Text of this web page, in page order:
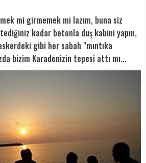
mi girmemek mi lazım, buna siz
kadar betonla duş kabini yapın,
gibi her sabah "mıntıka
bizim Karadenizin tepesi attı mı...